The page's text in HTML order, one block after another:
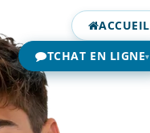
ACCUEIL
TCHAT EN LIGNE▾